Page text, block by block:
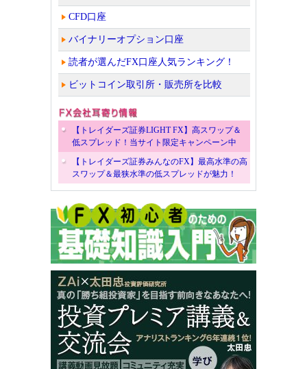
CFD口座
バイナリーオプション口座
読者が選んだFX口座人気ランキング！
ビットコイン取引所・販売所を比較
【トレイダーズ証券LIGHT FX】高スワップ＆
低スプレッド！当サイト限定キャンペーン中
【トレイダーズ証券みんなのFX】最高水準の高
スワップ＆最狭水準の低スプレッドが魅力！